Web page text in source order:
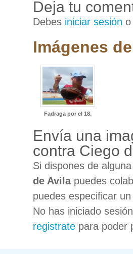
Deja tu
Debes iniciar sesión
Imágenes
Fadraga por el 18.
Envía una
contra Ciego
Si dispones de
de Avilapuedes
puedes especificar
No has iniciado
registrate para poder